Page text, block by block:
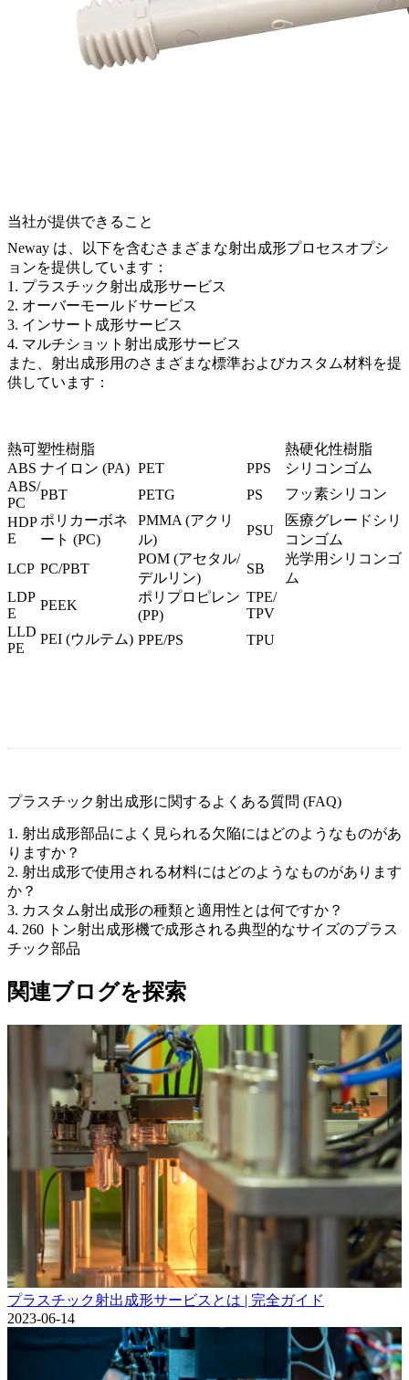
当社が提供できること
Neway は、以下を含むさまざまな射出成形プロセスオプシ
ョンを提供しています：
1. プラスチック射出成形サービス
2. オーバーモールドサービス
3. インサート成形サービス
4. マルチショット射出成形サービス
また、射出成形用のさまざまな標準およびカスタム材料を提
供しています：
熱可塑性樹脂
熱硬化性樹脂
ABS ナイロン (PA) PET PPS
シリコンゴム
ABS/
PC
PBT PETG PS
フッ素シリコン
HDP
E
ポリカーボネ
ート (PC)
PMMA (アクリ
ル)
PSU
医療グレードシリ
コンゴム
LCP PC/PBT
POM (アセタル/
デルリン)
SB
光学用シリコンゴ
ム
LDP
E
PEEK
ポリプロピレン
(PP)
TPE/
TPV
LLD
PE
PEI (ウルテム) PPE/PS TPU
プラスチック射出成形に関するよくある質問 (FAQ)
1. 射出成形部品によく見られる欠陥にはどのようなものがあ
りますか？
2. 射出成形で使用される材料にはどのようなものがあります
か？
3. カスタム射出成形の種類と適用性とは何ですか？
4. 260 トン射出成形機で成形される典型的なサイズのプラス
チック部品
関連ブログを探索
プラスチック射出成形サービスとは | 完全ガイド
2023-06-14